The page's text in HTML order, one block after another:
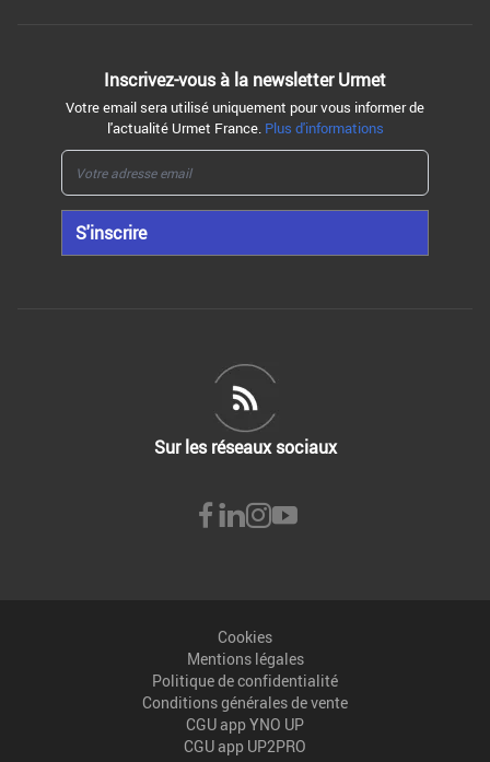
Inscrivez-vous à la newsletter Urmet
Votre email sera utilisé uniquement pour vous informer de
l'actualité Urmet France. Plus d'informations
S'inscrire
Sur les réseaux sociaux
Cookies
Mentions légales
Politique de confidentialité
Conditions générales de vente
CGU app YNO UP
CGU app UP2PRO